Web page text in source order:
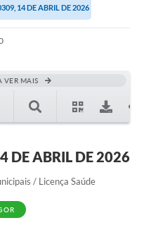
14 DE ABRIL DE 2026
VER MAIS
DE ABRIL DE 2026
/ Licença Saúde